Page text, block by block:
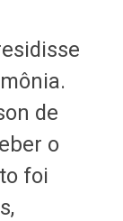
de
o
foi